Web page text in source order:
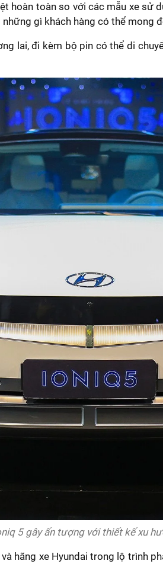
hoàn toàn so với các mẫu xe sử
gì khách hàng có thể mong
lai, đi kèm bộ pin có thể di
5 gây ấn tượng với thiết kế xu
hãng xe Hyundai trong lộ trình